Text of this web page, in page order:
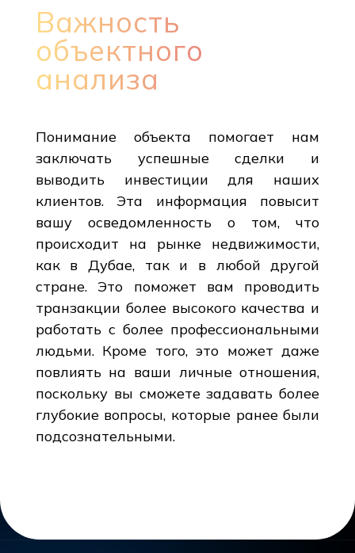
Важность
объектного
анализа
Понимание объекта помогает нам
заключать успешные сделки и
выводить инвестиции для наших
клиентов. Эта информация повысит
вашу осведомленность о том, что
происходит на рынке недвижимости,
как в Дубае, так и в любой другой
стране. Это поможет вам проводить
транзакции более высокого качества и
работать с более профессиональными
людьми. Кроме того, это может даже
повлиять на ваши личные отношения,
поскольку вы сможете задавать более
глубокие вопросы, которые ранее были
подсознательными.